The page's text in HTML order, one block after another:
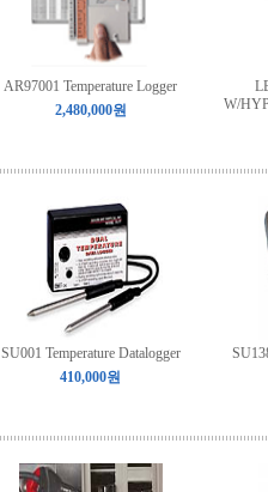
AR97001 Temperature Logger
2,480,000원
W/
SU001 Temperature Datalogger
410,000원